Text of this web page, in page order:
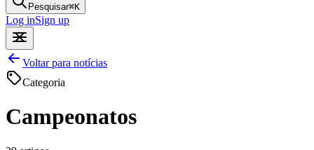
Pesquisar⌘K
Log inSign up
Voltar para notícias
Categoria
Campeonatos